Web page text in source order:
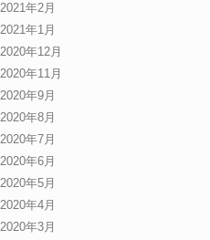
2021年2月
2021年1月
2020年12月
2020年11月
2020年9月
2020年8月
2020年7月
2020年6月
2020年5月
2020年4月
2020年3月